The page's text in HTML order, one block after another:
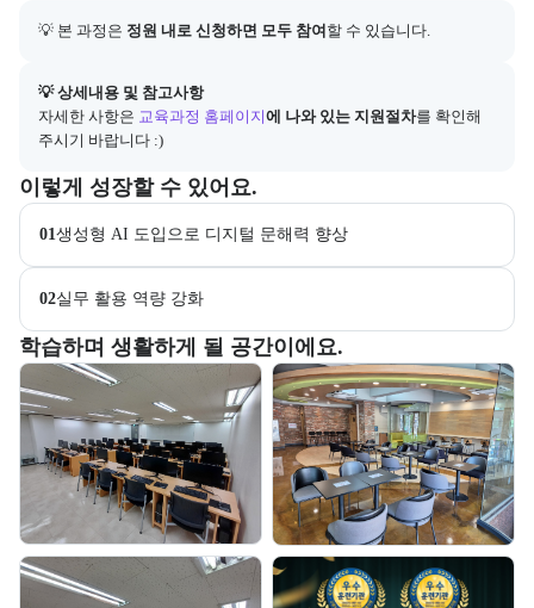
💡 본 과정은 정원 내로 신청하면 모두 참여 할 수 있습니다.
💡 상세내용 및 참고사항
아래에는 지원 절차의 상세 설명 및 참고 링크가 포함된다.
자세한 사항은 교육과정 홈페이지에 나와 있는 지원절차를 확인해
주시기 바랍니다 :)
이렇게 성장할 수 있어요.
이 교육과정에서 성취할 수 있는 목표를 항목으로 안내한다. 더보기
01생성형 AI 도입으로 디지털 문해력 향상
02실무 활용 역량 강화
학습하며 생활하게 될 공간이에요.
부트캠프 교육 환경 사진을 목록으로 보여준다.
교육 환경 사진 목록